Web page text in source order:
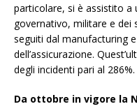
particolare, si è assistito a
governativo, militare e dei
seguiti dal manufacturing
dell’assicurazione.
degli incidenti pari al 286%.
Da ottobre in vigore la